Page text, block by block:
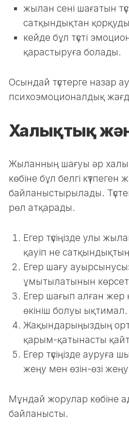
жылан сені шағатын
сатқындықтан қорқуды
кейде бұл түсті
қарастыруға болады.
Осындай түстерге назар
психоэмоционалдық
Халықтық
Жыланның шағуы әр
көбіне бұл белгі
байланыстырылады.
рөл атқарады.
Егер түсіңізде улы
қауіп не сатқындықтың
Егер шағу
ұмытылатынын
Егер шағып алған жер
өкініш болуы ықтимал.
Жақындарыңыздың
қарым-қатынасты
Егер түсіңізде
жеңу мен өзін-өзі жеңу
Мұндай жорулар көбіне
байланысты.